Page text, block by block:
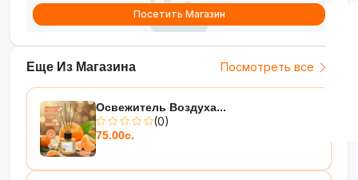
Еще Из Магазина Посмотреть все
Освежитель Воздуха...
(0)
75.00с.
Посетить Магазин